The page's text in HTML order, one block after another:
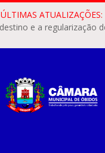
ÚLTIMAS ATUALIZAÇÕES: